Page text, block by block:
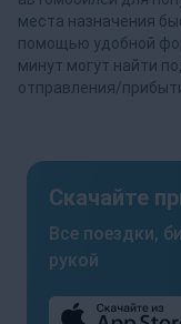
места назначения
помощью удобной
минут могут найти
отправления/
Скачайте
Все поездки,
рукой